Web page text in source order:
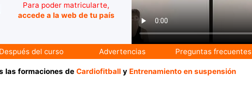
Para poder matricularte,
accede a la web de tu país
Después del curso Advertencias Preguntas frecuentes
las formaciones de Cardiofitball y Entrenamiento en suspensión